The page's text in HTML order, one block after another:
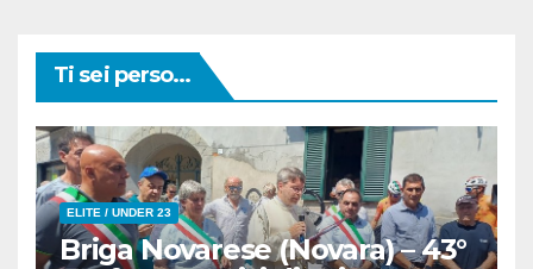
Ti sei perso...
ELITE / UNDER 23
Briga Novarese (Novara) – 43°